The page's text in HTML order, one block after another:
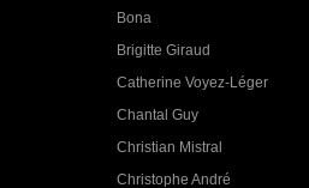
Bona
Brigitte Giraud
Catherine Voyez-Léger
Chantal Guy
Christian Mistral
Christophe André